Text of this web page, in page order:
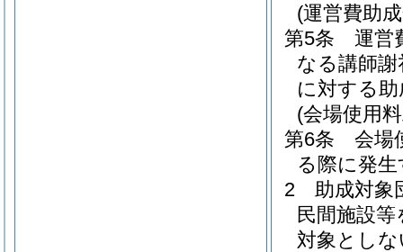
(運営費助
第5条
運営
なる講師
に対する
(会場使用
第6条
会場
る際に発
2
助成対象
民間施設
対象とし